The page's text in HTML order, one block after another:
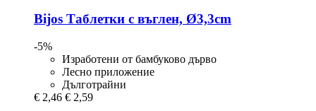
Bijos Таблетки с въглен, Ø3,3cm
-5%
Изработени от бамбуково дърво
Лесно приложение
Дълготрайни
€ 2,46 € 2,59